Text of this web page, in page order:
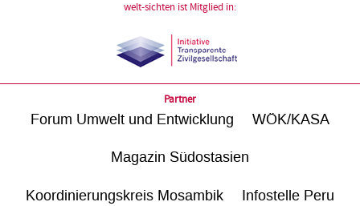
welt-sichten ist Mitglied in:
Partner
Forum Umwelt und Entwicklung WÖK/KASA
Magazin Südostasien
Koordinierungskreis Mosambik Infostelle Peru